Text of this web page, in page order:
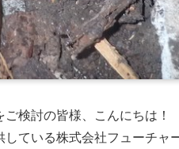
ご検討の皆様、こんにちは
ている株式会社フューチャ